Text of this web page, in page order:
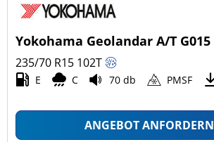
Yokohama Geolandar A/T G015
235/70 R15 102T
E C 70 db PMSF
ANGEBOT ANFORDERN